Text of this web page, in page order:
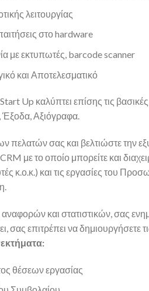
λειτουργίας
στο hardware
με εκτυπωτές, barcode scanner
και Αποτελεσματικό
Up καλύπτει επίσης τις
Αξιόγραφα.
πελατών σας και βελτιώστε την
CRM με το οποίο μπορείτε και
κ.ο.κ.) και τις εργασίες του
και στατιστικών, σας
σας επιτρέπει να δημιουργήσετε
θέσεων εργασίας